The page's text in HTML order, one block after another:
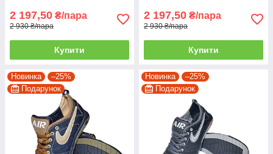
2 197,50 ₴/пара
2 930 ₴/пара
Купити
2 197,50 ₴/пара
2 930 ₴/пара
Купити
Новинка
–25%
Подарунок
Новинка
–25%
Подарунок